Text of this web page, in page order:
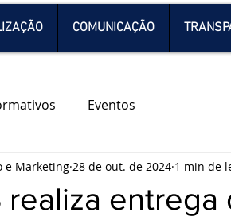
COMUNICAÇÃO
Eventos
realiza
e Marketing 28 de out. de 2024 1 min de